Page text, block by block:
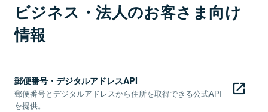
ビジネス・法人のお客さま向け
情報
郵便番号・デジタルアドレスAPI
郵便番号とデジタルアドレスから住所を取得できる公式API
を提供。